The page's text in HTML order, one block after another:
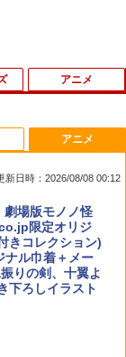
Switch2】 POT-
紫千紅
Slim用 スタンド
ー 充電スタン
ァン PS5周辺機
f PS5対応 LIP1
基準検品】ワ
Destiny 2
アニメ
[純正ブルー
ナと雪の女王2
ス|オンライン
ス -Switch2
・エディション
Japan
-PS5 【特典】
レス コントロー
アニメ
新日時：2026/08/08 00:12
劇場版モノノ怪
限定オリジ
きコレクション)
ナル巾着＋メー
りの剣、十翼よ
下ろしイラスト